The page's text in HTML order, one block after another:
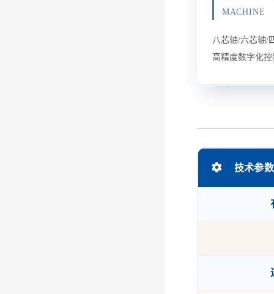
MACHINE
八芯轴/六芯轴/
高精度数字化
技术参